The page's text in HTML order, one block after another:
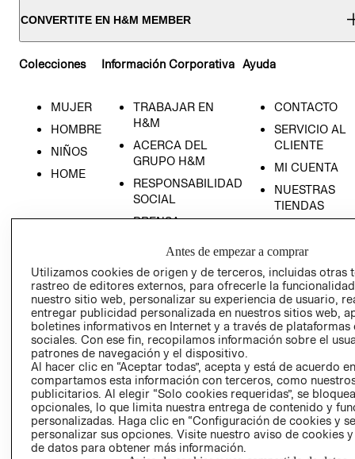
CONVERTITE EN H&M MEMBER
Colecciones
MUJER
HOMBRE
NIÑOS
HOME
Información Corporativa
TRABAJAR EN
H&M
ACERCA DEL
GRUPO H&M
RESPONSABILIDAD
SOCIAL
PRENSA
INVERSIONISTAS
POLÍTICA
EMPRESARIAL
Ayuda
CONTACTO
SERVICIO AL
CLIENTE
MI CUENTA
NUESTRAS
TIENDAS
TIENDA
TÉRMINOS Y
CONDICIONES
AVISO DE
PRIVACIDAD
AVISO DE
COOKIES
Antes de empezar a comprar
Utilizamos cookies de origen y de terceros, incluidas otras
rastreo de editores externos, para ofrecerle la
nuestro sitio web, personalizar su experiencia de usuario,
entregar publicidad personalizada en nuestros sitios web,
boletines informativos en Internet y a través de plataformas
sociales. Con ese fin, recopilamos información sobre el
patrones de navegación y el dispositivo.
Al hacer clic en “Aceptar todas”, acepta y está de acuerdo
compartamos esta información con terceros, como
publicitarios. Al elegir “Solo cookies requeridas”, se
opcionales, lo que limita nuestra entrega de contenido y
personalizadas. Haga clic en “Configuración de cookies y
personalizar sus opciones. Visite nuestro aviso de cookies
de datos para obtener más información.